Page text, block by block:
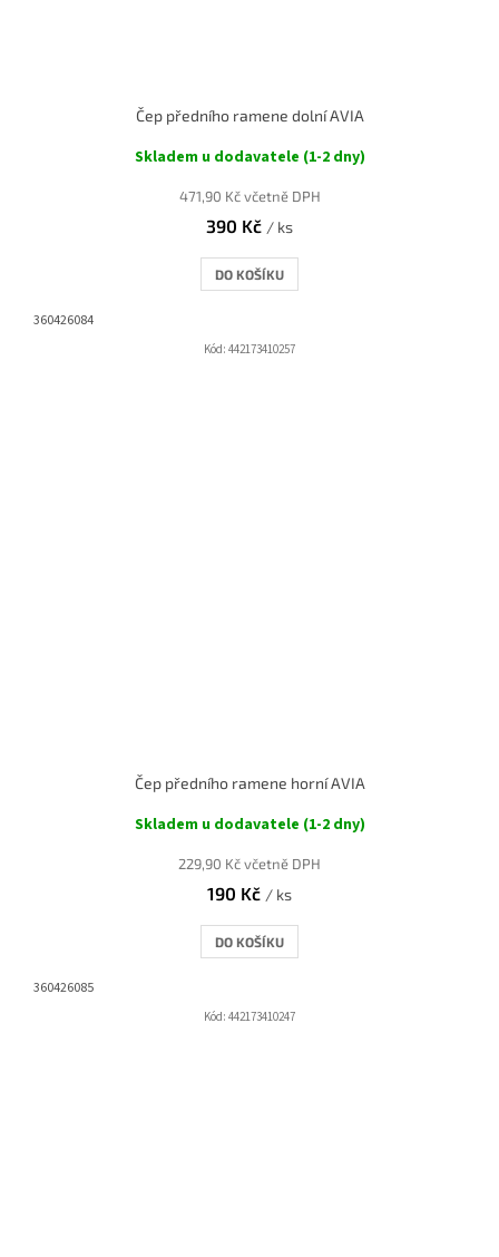
Čep předního ramene dolní AVIA
Skladem u dodavatele (1-2 dny)
471,90 Kč včetně DPH
390 Kč / ks
DO KOŠÍKU
360426084
Kód: 442173410257
Čep předního ramene horní AVIA
Skladem u dodavatele (1-2 dny)
229,90 Kč včetně DPH
190 Kč / ks
DO KOŠÍKU
360426085
Kód: 442173410247